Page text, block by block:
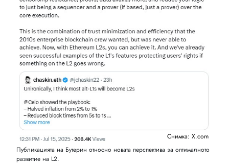
Снимка: X.com
Публикацията на Бутерин относно новата перспектива за оптималното
развитие на L2.